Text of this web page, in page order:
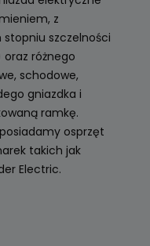
z
stopniu szczelności
oraz różnego
schodowe,
gniazdka i
ramkę.
osprzęt
takich jak
Electric.